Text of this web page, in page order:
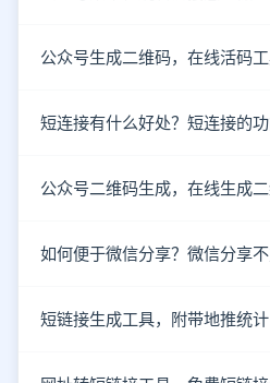
公众号生成二维码，在线活码
短连接有什么好处？短连接的功
公众号二维码生成，在线生成
如何便于微信分享？微信分享不
短链接生成工具，附带地推统计